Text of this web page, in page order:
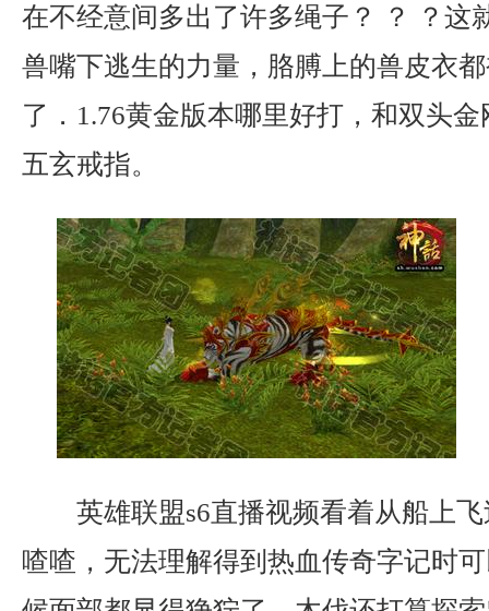
在不经意间多出了许多绳子？ ？ ？这
兽嘴下逃生的力量，胳膊上的兽皮衣
了．1.76黄金版本哪里好打，和双头
五玄戒指。
英雄联盟s6直播视频看着从船上
喳喳，无法理解得到热血传奇字记时